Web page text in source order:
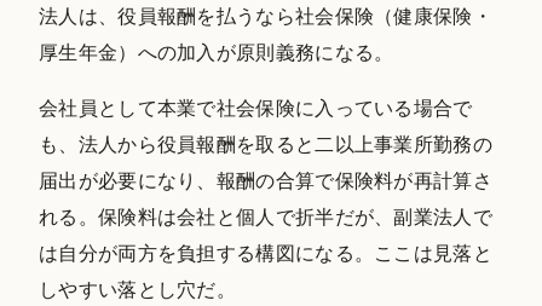
法人は、役員報酬を払うなら社会保険（健康保険・
厚生年金）への加入が原則義務になる。
会社員として本業で社会保険に入っている場合で
も、法人から役員報酬を取ると二以上事業所勤務の
届出が必要になり、報酬の合算で保険料が再計算さ
れる。保険料は会社と個人で折半だが、副業法人で
は自分が両方を負担する構図になる。ここは見落と
しやすい落とし穴だ。